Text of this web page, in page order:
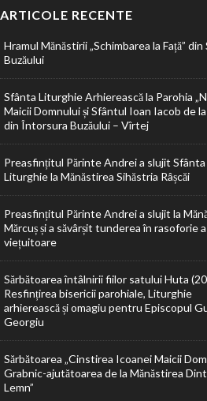
ARTICOLE RECENTE
Hramul Mănăstirii „Schimbarea la Față” din
Buzăului
Sfânta Liturghie Arhierească la Parohia
Maicii Domnului și Sfântul Ioan Iacob de la
din Întorsura Buzăului – Vîrtej
Preasfințitul Părinte Andrei a slujit Sfânta
Liturghie la Mănăstirea Sihăstria Râșcăi
Preasfințitul Părinte Andrei a slujit la
Mărcuș și a săvârșit tunderea în rasoforie
viețuitoare
Sărbătoarea întâlnirii fiilor satului Huta
Resfințirea bisericii parohiale, Liturghie
arhierească și omagiu pentru Episcopul
Georgiu
Sărbătoarea „Cinstirea Icoanei Maicii
Grabnic-ajutătoarea de la Mănăstirea
Lemn”